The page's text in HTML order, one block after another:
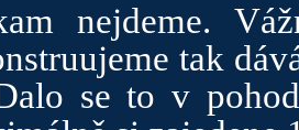
nejdeme.
tak
se to v